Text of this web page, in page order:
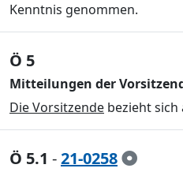
Kenntnis genommen.
Ö 5
Mitteilungen der
Die Vorsitzende bezieht sich
Ö 5.1 -21-0258